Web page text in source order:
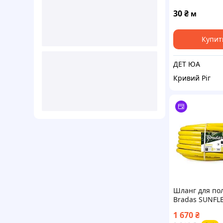
30₴ м
ДЕТ ЮА
Кривий Ріг
Шланг для
Bradas
1 670₴